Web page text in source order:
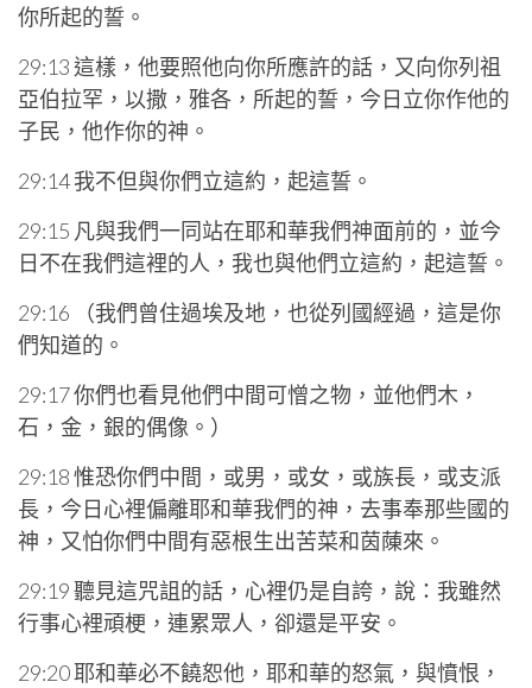
你所起的誓。
29:13 這樣，他要照他向你所應許的話，又向你列祖
亞伯拉罕，以撒，雅各，所起的誓，今日立你作他的
子民，他作你的神。
29:14 我不但與你們立這約，起這誓。
29:15 凡與我們一同站在耶和華我們神面前的，並今
日不在我們這裡的人，我也與他們立這約，起這誓。
29:16 （我們曾住過埃及地，也從列國經過，這是你
們知道的。
29:17 你們也看見他們中間可憎之物，並他們木，
石，金，銀的偶像。）
29:18 惟恐你們中間，或男，或女，或族長，或支派
長，今日心裡偏離耶和華我們的神，去事奉那些國的
神，又怕你們中間有惡根生出苦菜和茵蔯來。
29:19 聽見這咒詛的話，心裡仍是自誇，說：我雖然
行事心裡頑梗，連累眾人，卻還是平安。
29:20 耶和華必不饒恕他，耶和華的怒氣，與憤恨，